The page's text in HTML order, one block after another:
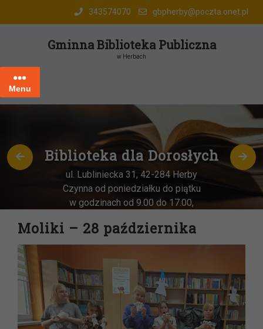
343574070 gbpherby@poczta.onet.pl
Gminna Biblioteka Publiczna
w Herbach
Menu
Biblioteka dla Dorosłych
ul. Lubliniecka 31, 42-284 Herby
Czynna od poniedziałku do piątku
w godzinach od 9.00 do 17.00,
w godz. 9:00-13:00
Moliki – 28 października